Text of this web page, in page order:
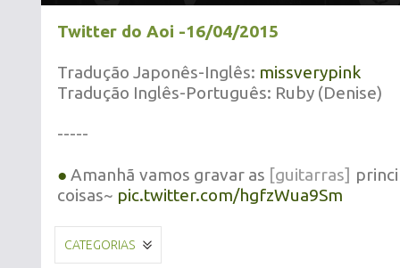
Twitter do Aoi -16/04/2015
Tradução Japonês-Inglês: missverypink
Tradução Inglês-Português: Ruby (Denise)
-----
● Amanhã vamos gravar as [guitarras]
coisas~ pic.twitter.com/hgfzWua9Sm
CATEGORIAS